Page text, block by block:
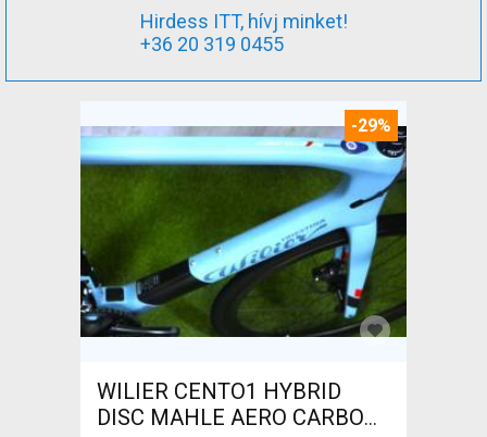
Hirdess ITT, hívj minket!
+36 20 319 0455
-29%
WILIER CENTO1 HYBRID
DISC MAHLE AERO CARBON